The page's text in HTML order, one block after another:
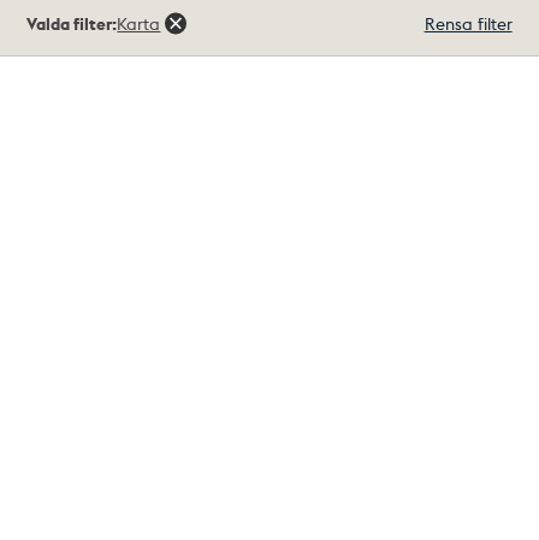
träffar
Valda filter:Karta Rensa filter